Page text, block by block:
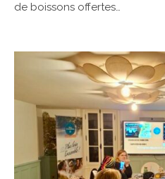
de boissons offertes…